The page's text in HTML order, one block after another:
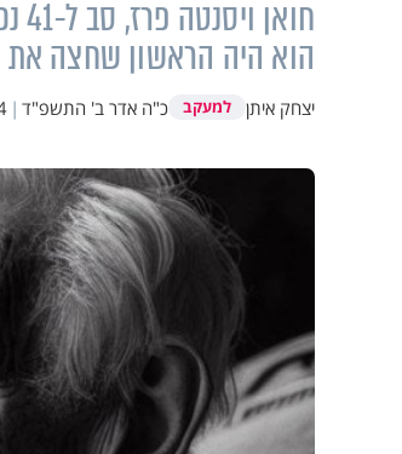
הוא היה הראשון שחצה את גיל 110
יצחק איתן למעקב כ"ה אדר ב' התשפ"ד |